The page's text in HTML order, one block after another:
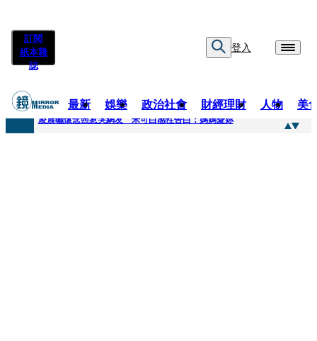
訂閱
紙本雜
誌
登入
最新 娛樂 政治社會 財經理財 人物 美
快訊
凌晨曬懷念照惹哭網友 米可白感性告白：媽媽愛妳